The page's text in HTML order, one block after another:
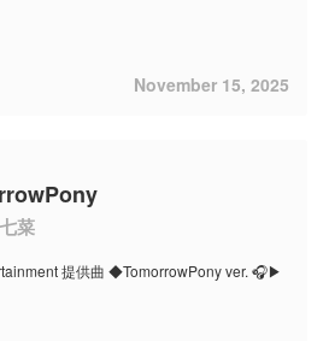
November 15, 2025
菜
提供曲 ◆TomorrowPony ver. 🎧▶